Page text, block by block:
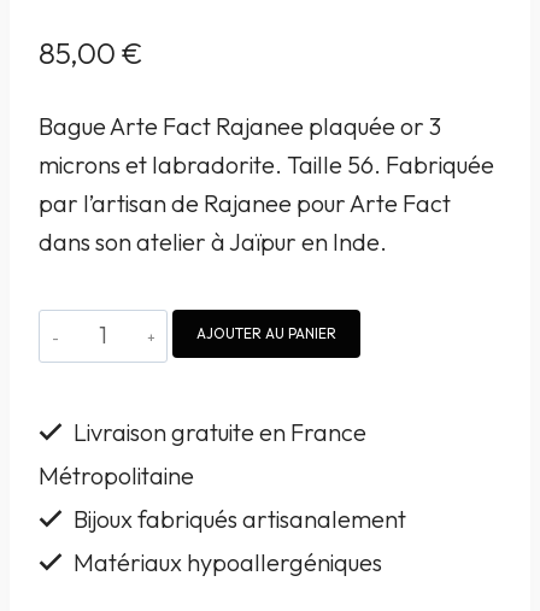
85,00€
Bague Arte Fact Rajanee plaquée or 3
microns et labradorite. Taille 56. Fabriquée
par l’artisan de Rajanee pour Arte Fact
dans son atelier à Jaïpur en Inde.
quantité
de
Arte
Fact
Rajanee
plaquée
AJOUTER AU PANIER
Livraison gratuite en France
Métropolitaine
Bijoux fabriqués artisanalement
Matériaux hypoallergéniques